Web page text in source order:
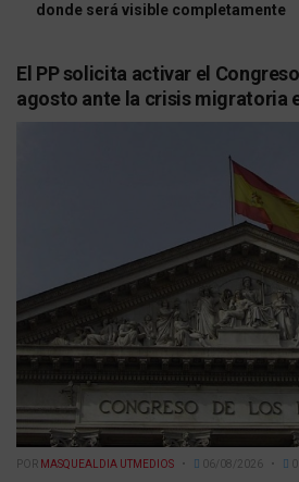
donde será visible completamente
El PP solicita activar el
agosto ante la crisis migratoria
POR MASQUEALDIA UTMEDIOS 06/08/2026 0